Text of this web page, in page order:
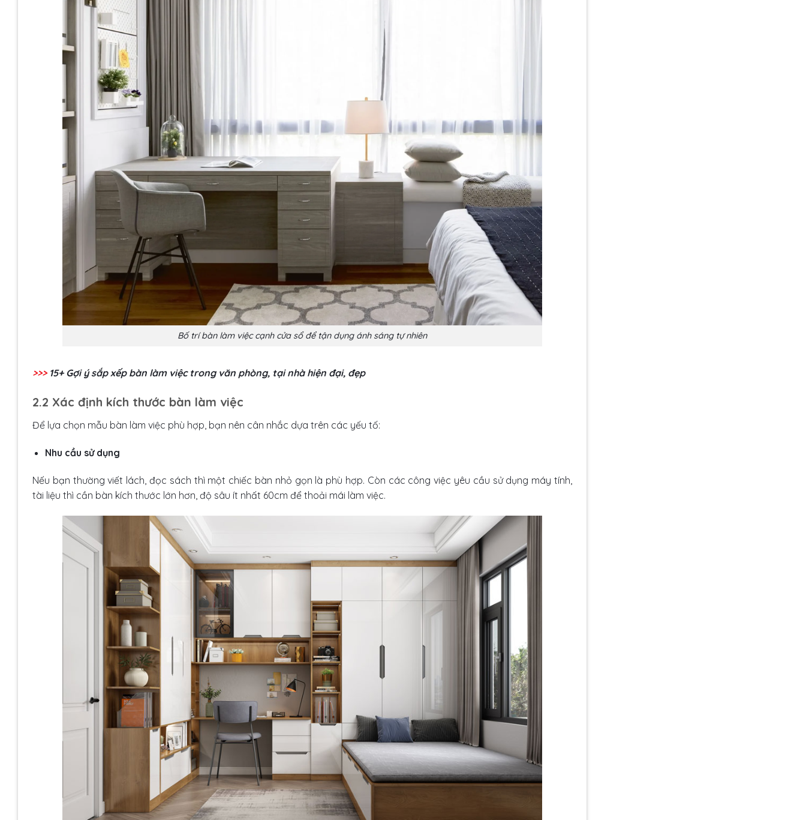
Bố trí bàn làm việc cạnh cửa sổ để tận dụng ánh sáng tự nhiên
>>>15+ Gợi ýsắp xếp bàn làm việctrong văn phòng, tại nhà hiện đại, đẹp
2.2 Xác định kích thước bàn làm việc
Để lựa chọn mẫu bàn làm việc phù hợp, bạn nên cân nhắc dựa trên các yếu tố:
Nhu cầu sử dụng
Nếu bạn thường viết lách, đọc sách thì một chiếc bàn nhỏ gọn là phù hợp. Còn các công việc yêu cầu sử dụng máy tính,
tài liệu thì cần bàn kích thước lớn hơn, độ sâu ít nhất 60cm để thoải mái làm việc.